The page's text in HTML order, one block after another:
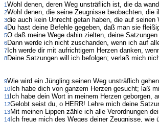
1Wohl denen, deren Weg unsträflich ist, die da
2Wohl denen, die seine Zeugnisse beobachten, die
3die auch kein Unrecht getan haben, die auf seinen
4Du hast deine Befehle gegeben, daß man sie
5O daß meine Wege dahin zielten, deine
6Dann werde ich nicht zuschanden, wenn ich auf
7 Ich werde dir mit aufrichtigem Herzen danken,
8Deine Satzungen will ich befolgen; verlaß mich
9Wie wird ein Jüngling seinen Weg unsträflich
10 Ich habe dich von ganzem Herzen gesucht; laß
11 Ich habe dein Wort in meinem Herzen geborgen,
12Gelobt seist du, o HERR! Lehre mich deine
13Mit meinen Lippen zähle ich alle Verordnungen
14 Ich freue mich des Weges deiner Zeugnisse, wie